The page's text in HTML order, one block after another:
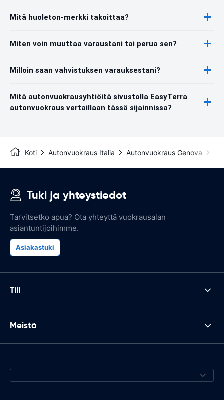
Mitä huoleton-merkki takoittaa?
Miten voin muuttaa varaustani tai perua sen?
Milloin saan vahvistuksen varauksestani?
Mitä autonvuokrausyhtiöitä sivustolla EasyTerra
autonvuokraus vertaillaan tässä sijainnissa?
Koti Autonvuokraus Italia Autonvuokraus Genova
Tuki ja yhteystiedot
Tarvitsetko apua? Ota yhteyttä vuokrausalan
asiantuntijoihimme.
Asiakastuki
Tili
Meistä